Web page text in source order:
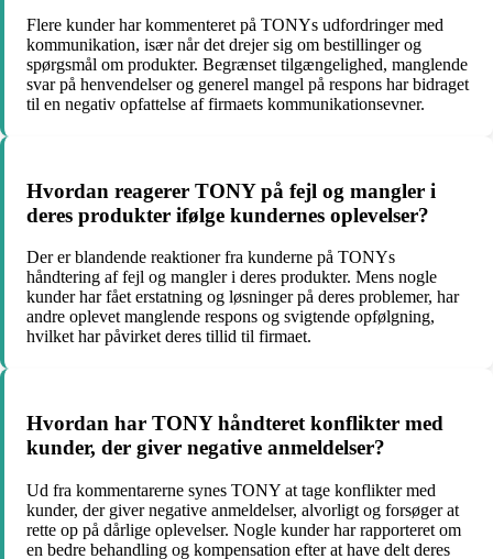
Flere kunder har kommenteret på TONYs udfordringer med
kommunikation, især når det drejer sig om bestillinger og
spørgsmål om produkter. Begrænset tilgængelighed, manglende
svar på henvendelser og generel mangel på respons har bidraget
til en negativ opfattelse af firmaets kommunikationsevner.
Hvordan reagerer TONY på fejl og mangler i
deres produkter ifølge kundernes oplevelser?
Der er blandende reaktioner fra kunderne på TONYs
håndtering af fejl og mangler i deres produkter. Mens nogle
kunder har fået erstatning og løsninger på deres problemer, har
andre oplevet manglende respons og svigtende opfølgning,
hvilket har påvirket deres tillid til firmaet.
Hvordan har TONY håndteret konflikter med
kunder, der giver negative anmeldelser?
Ud fra kommentarerne synes TONY at tage konflikter med
kunder, der giver negative anmeldelser, alvorligt og forsøger at
rette op på dårlige oplevelser. Nogle kunder har rapporteret om
en bedre behandling og kompensation efter at have delt deres